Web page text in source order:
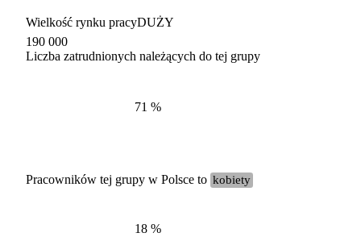
Wielkość rynku pracyDUŻY
190 000
Liczba zatrudnionych należących do tej grupy
71 %
Pracowników tej grupy w Polsce to kobiety
18 %